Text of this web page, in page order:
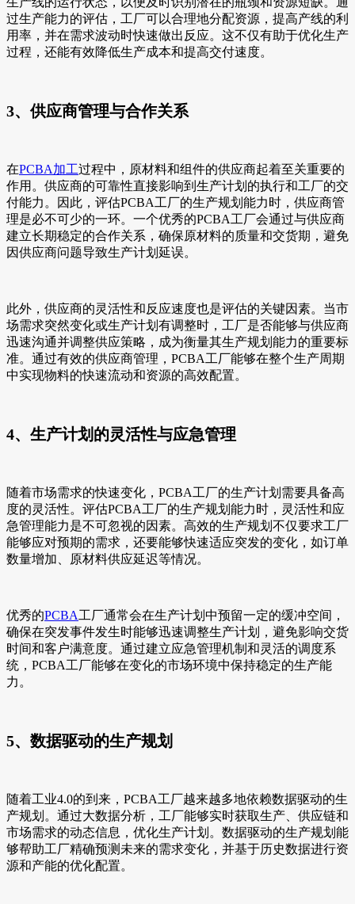
过生产能力的评估，工厂可以合理地分配资源，提高产线的利
用率，并在需求波动时快速做出反应。这不仅有助于优化生产
过程，还能有效降低生产成本和提高交付速度。
3、供应商管理与合作关系
在PCBA加工过程中，原材料和组件的供应商起着至关重要的
作用。供应商的可靠性直接影响到生产计划的执行和工厂的交
付能力。因此，评估PCBA工厂的生产规划能力时，供应商管
理是必不可少的一环。一个优秀的PCBA工厂会通过与供应商
建立长期稳定的合作关系，确保原材料的质量和交货期，避免
因供应商问题导致生产计划延误。
此外，供应商的灵活性和反应速度也是评估的关键因素。当市
场需求突然变化或生产计划有调整时，工厂是否能够与供应商
迅速沟通并调整供应策略，成为衡量其生产规划能力的重要标
准。通过有效的供应商管理，PCBA工厂能够在整个生产周期
中实现物料的快速流动和资源的高效配置。
4、生产计划的灵活性与应急管理
随着市场需求的快速变化，PCBA工厂的生产计划需要具备高
度的灵活性。评估PCBA工厂的生产规划能力时，灵活性和应
急管理能力是不可忽视的因素。高效的生产规划不仅要求工厂
能够应对预期的需求，还要能够快速适应突发的变化，如订单
数量增加、原材料供应延迟等情况。
优秀的PCBA工厂通常会在生产计划中预留一定的缓冲空间，
确保在突发事件发生时能够迅速调整生产计划，避免影响交货
时间和客户满意度。通过建立应急管理机制和灵活的调度系
统，PCBA工厂能够在变化的市场环境中保持稳定的生产能
力。
5、数据驱动的生产规划
随着工业4.0的到来，PCBA工厂越来越多地依赖数据驱动的生
产规划。通过大数据分析，工厂能够实时获取生产、供应链和
市场需求的动态信息，优化生产计划。数据驱动的生产规划能
够帮助工厂精确预测未来的需求变化，并基于历史数据进行资
源和产能的优化配置。